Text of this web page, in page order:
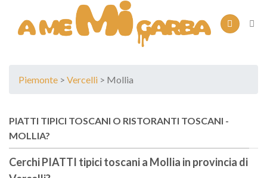
content
Piemonte > Vercelli > Mollia
PIATTI TIPICI TOSCANI O RISTORANTI TOSCANI -
MOLLIA?
Cerchi PIATTI tipici toscani a Mollia in provincia di